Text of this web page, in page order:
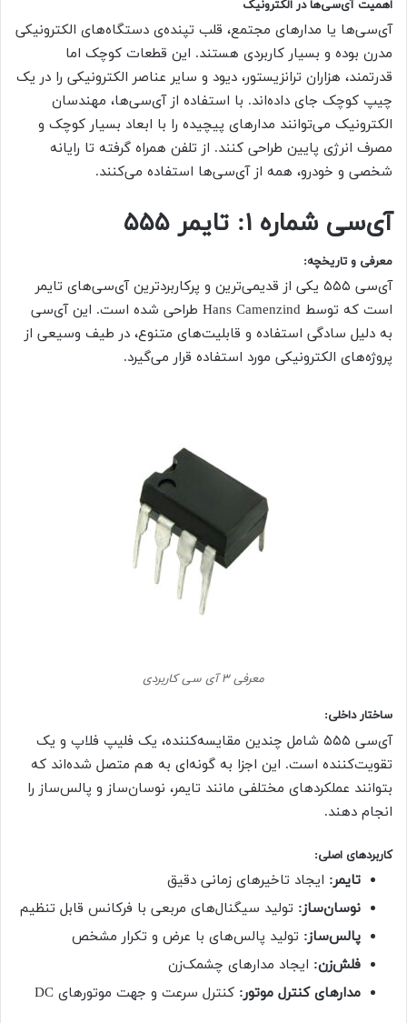
اهمیت آی‌سی‌ها در الکترونیک
آی‌سی‌ها یا مدارهای مجتمع، قلب تپنده‌ی دستگاه‌های الکترونیکی
مدرن بوده و بسیار کاربردی هستند. این قطعات کوچک اما
قدرتمند، هزاران ترانزیستور، دیود و سایر عناصر الکترونیکی را در یک
چیپ کوچک جای داده‌اند. با استفاده از آی‌سی‌ها، مهندسان
الکترونیک می‌توانند مدارهای پیچیده را با ابعاد بسیار کوچک و
مصرف انرژی پایین طراحی کنند. از تلفن همراه گرفته تا رایانه
شخصی و خودرو، همه از آی‌سی‌ها استفاده می‌کنند.
آی‌سی شماره ۱: تایمر ۵۵۵
معرفی و تاریخچه:
آی‌سی ۵۵۵ یکی از قدیمی‌ترین و پرکاربردترین آی‌سی‌های تایمر
است که توسط Hans Camenzind طراحی شده است. این آی‌سی
به دلیل سادگی استفاده و قابلیت‌های متنوع، در طیف وسیعی از
پروژه‌های الکترونیکی مورد استفاده قرار می‌گیرد.
معرفی ۳ آی سی کاربردی
ساختار داخلی:
آی‌سی ۵۵۵ شامل چندین مقایسه‌کننده، یک فلیپ فلاپ و یک
تقویت‌کننده است. این اجزا به گونه‌ای به هم متصل شده‌اند که
بتوانند عملکردهای مختلفی مانند تایمر، نوسان‌ساز و پالس‌ساز را
انجام دهند.
کاربردهای اصلی:
تایمر: ایجاد تاخیرهای زمانی دقیق
نوسان‌ساز: تولید سیگنال‌های مربعی با فرکانس قابل تنظیم
پالس‌ساز: تولید پالس‌های با عرض و تکرار مشخص
فلش‌زن: ایجاد مدارهای چشمک‌زن
مدارهای کنترل موتور: کنترل سرعت و جهت موتورهای DC